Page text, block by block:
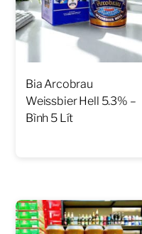
Bia Arcobrau
Weissbier Hell 5.3% –
Bình 5 Lít